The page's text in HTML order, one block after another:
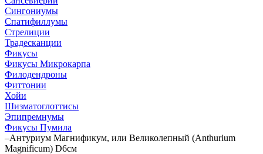
Сингониумы
Спатифиллумы
Стрелиции
Традесканции
Фикусы
Фикусы Микрокарпа
Филодендроны
Фиттонии
Хойи
Шизматоглоттисы
Эпипремнумы
Фикусы Пумила
–Антуриум Магнификум, или Великолепный (Anthurium
Magnificum) D6см